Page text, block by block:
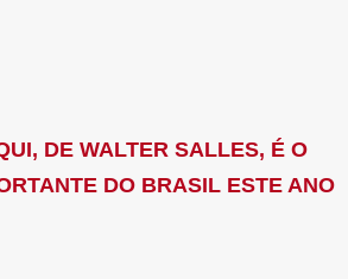
DE WALTER SALLES, É O
DO BRASIL ESTE ANO